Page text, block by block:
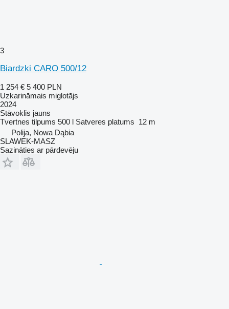
3
Biardzki CARO 500/12
1 254 € 5 400 PLN
Uzkarināmais miglotājs
2024
Stāvoklis jauns
Tvertnes tilpums 500 l Satveres platums 12 m
Polija, Nowa Dąbia
SLAWEK-MASZ
Sazināties ar pārdevēju